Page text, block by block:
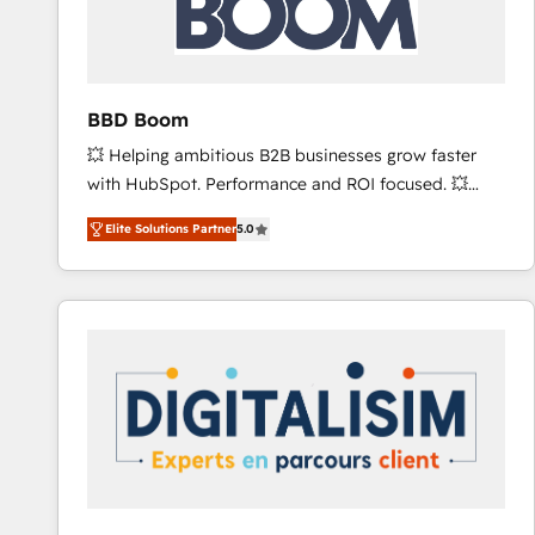
across offices and consulting teams in the UK, USA,
Canada, Germany, France, Belgium, Singapore, and
international offices and 175+ employees.
BBD Boom
💥 Helping ambitious B2B businesses grow faster
with HubSpot. Performance and ROI focused. 💥
BBD Boom is the HubSpot partner that can help you
to HubSpot Better. We work with your teams to
solve all your HubSpot challenges and improve user
adoption, sales process and marketing results.
HubSpot set-up for better results 🌐 Website design
and build using HubSpot 🔌 Integrating HubSpot
with other systems 🎓 Training your teams to be
HubSpot pros 📊 Lead generation services using
Elite Solutions Partner5.0